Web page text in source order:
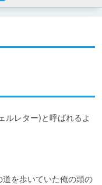
ルレター)と呼ばれるよ
を歩いていた俺の頭の